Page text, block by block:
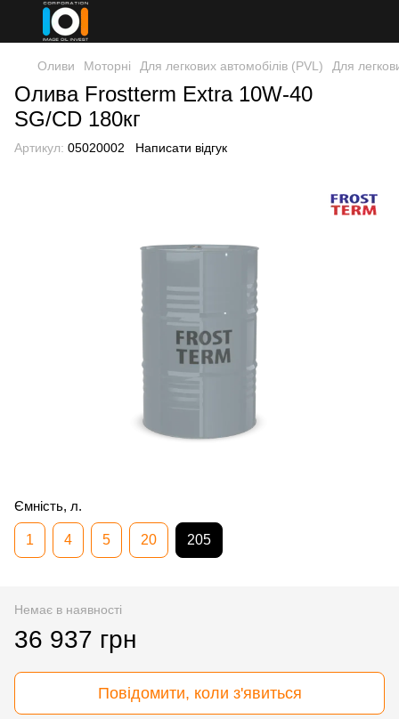
Оливи Моторні Для легкових автомобілів (PVL) Для
Олива Frostterm Extra 10W-40
SG/CD 180кг
Артикул: 05020002 Написати відгук
Ємність, л.
1 4 5 20 205
Немає в наявності
36 937 грн
Повідомити, коли з'явиться